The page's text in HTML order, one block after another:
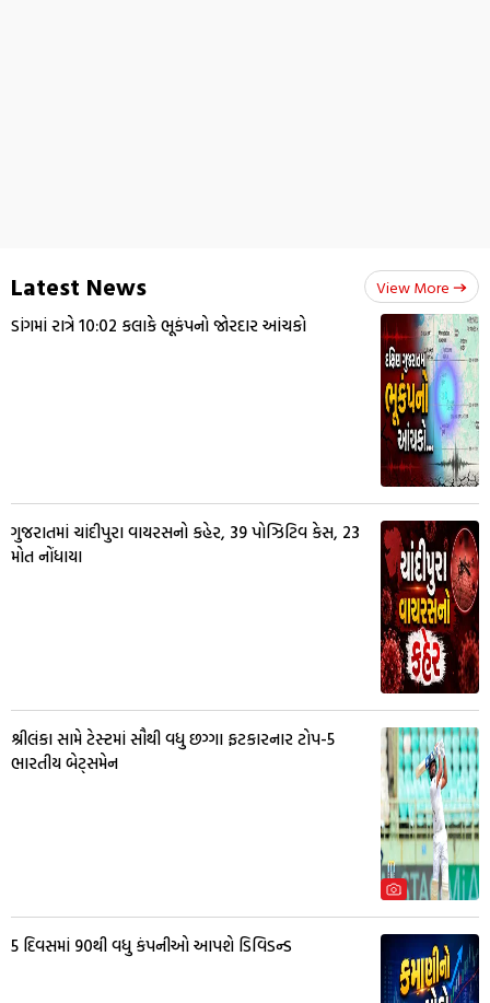
Latest News View More
ડાંગમાં રાત્રે 10:02 કલાકે ભૂકંપનો જોરદાર આંચકો
ગુજરાતમાં ચાંદીપુરા વાયરસનો કહેર, 39 પોઝિટિવ કેસ, 23
મોત નોંધાયા
શ્રીલંકા સામે ટેસ્ટમાં સૌથી વધુ છગ્ગા ફટકારનાર ટોપ-5
ભારતીય બેટ્સમેન
5 દિવસમાં 90થી વધુ કંપનીઓ આપશે ડિવિડન્ડ